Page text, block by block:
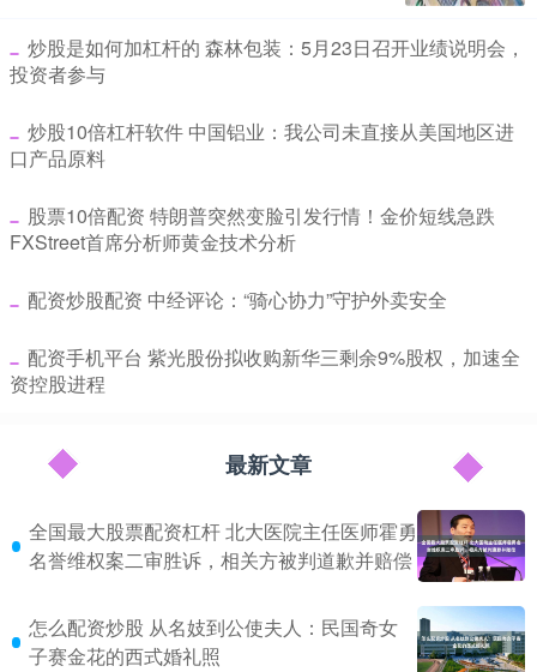
​炒股是如何加杠杆的 森林包装：5月23日召开业绩说明会，
投资者参与
​炒股10倍杠杆软件 中国铝业：我公司未直接从美国地区进
口产品原料
​股票10倍配资 特朗普突然变脸引发行情！金价短线急跌
FXStreet首席分析师黄金技术分析
​配资炒股配资 中经评论：“骑心协力”守护外卖安全
​配资手机平台 紫光股份拟收购新华三剩余9%股权，加速全
资控股进程
最新文章
全国最大股票配资杠杆 北大医院主任医师霍勇
名誉维权案二审胜诉，相关方被判道歉并赔偿
怎么配资炒股 从名妓到公使夫人：民国奇女
子赛金花的西式婚礼照